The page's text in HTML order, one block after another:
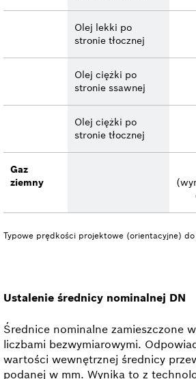
Olej lekki po
stronie tłocznej
Olej ciężki po
stronie ssawnej
Olej ciężki po
stronie tłocznej
Gaz
ziemny
Typowe prędkości projektowe (orientacyjne)
Ustalenie średnicy nominalnej DN
Średnice nominalne zamieszczone
liczbami bezwymiarowymi.
wartości wewnętrznej średnicy
podanej w mm. Wynika to z